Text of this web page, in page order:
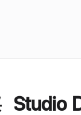
Studio